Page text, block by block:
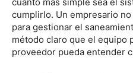
cumplirlo. Un empresario
para gestionar el
método claro que el equipo
proveedor pueda entender